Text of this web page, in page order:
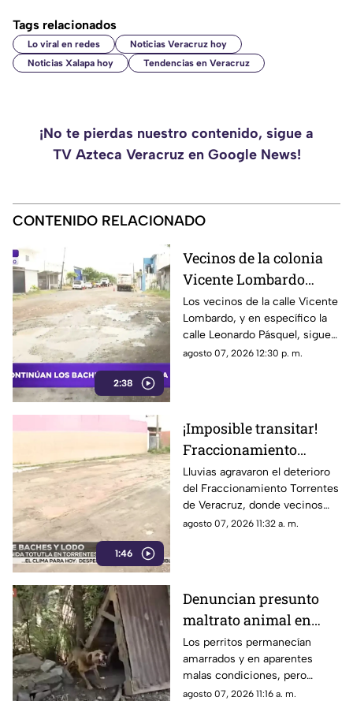
Tags relacionados
Lo viral en redes
Noticias Veracruz hoy
Noticias Xalapa hoy
Tendencias en Veracruz
¡No te pierdas nuestro contenido, sigue a
TV Azteca Veracruz en Google News!
CONTENIDO RELACIONADO
2:38
Vecinos de la colonia
Vicente Lombardo
siguen sufriendo por
calles en mal estado
Los vecinos de la calle Vicente
Lombardo, y en específico la
calle Leonardo Pásquel, siguen
generando dificultades entre
agosto 07, 2026 12:30 p. m.
1:46
¡Imposible transitar!
Fraccionamiento
Torrentes en Veracruz
queda ´destrozado´
entre baches y lodo
(+VIDEO)
Lluvias agravaron el deterioro
del Fraccionamiento Torrentes
de Veracruz, donde vecinos
denuncian meses de abandono
agosto 07, 2026 11:32 a. m.
Denuncian presunto
maltrato animal en
Veracruz; perritos
desaparecen tras
intento de rescatarlos
Los perritos permanecían
amarrados y en aparentes
malas condiciones, pero
cuando un rescatista regresó
agosto 07, 2026 11:16 a. m.